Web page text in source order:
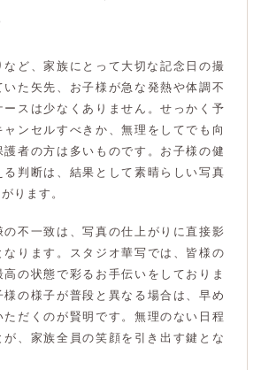
ど、家族にとって大切な記念日の撮
た矢先、お子様が急な発熱や体調不
ースは少なくありません。せっかく予
ンセルすべきか、無理をしてでも向
者の方は多いものです。お子様の健
る判断は、結果として素晴らしい写真
ります。
の不一致は、写真の仕上がりに直接影
ります。スタジオ華写では、皆様の
の状態で彩るお手伝いをしておりま
の様子が普段と異なる場合は、早め
ただくのが賢明です。無理のない日程
、家族全員の笑顔を引き出す鍵とな